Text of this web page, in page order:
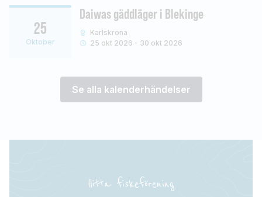
25
Oktober
Daiwas gäddläger i Blekinge
Karlskrona
25 okt 2026 - 30 okt 2026
Se alla kalenderhändelser
Hitta fiskeförening